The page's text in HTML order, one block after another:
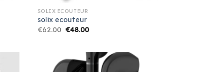
SOLIX ECOUTEUR
solix ecouteur
€62.00 €48.00